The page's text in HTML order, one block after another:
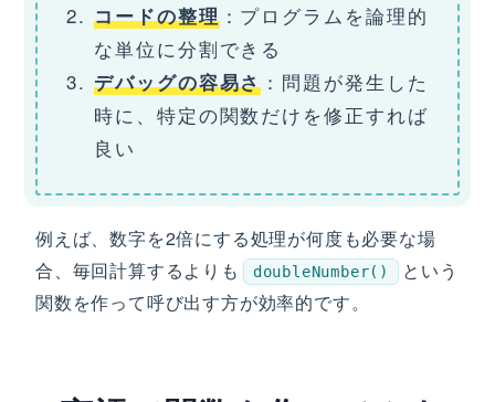
コードの整理：プログラムを論理的
な単位に分割できる
デバッグの容易さ ：問題が発生した
時に、特定の関数だけを修正すれば
良い
例えば、数字を2倍にする処理が何度も必要な場
合、毎回計算するよりも
doubleNumber()
という
関数を作って呼び出す方が効率的です。